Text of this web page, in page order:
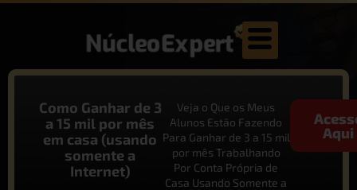
Como Ganhar de 3
a 15 mil por mês
em casa (usando
somente a
Internet)
Veja o Que os Meus
Alunos Estão Fazendo
Para Ganhar de 3 a 15 mil
por mês Trabalhando
Por Conta Própria de
Casa Usando Somente a
Aqui